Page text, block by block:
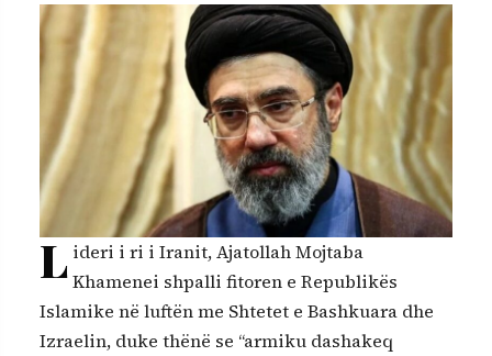
L ideri i ri i Iranit, Ajatollah Mojtaba
Khamenei shpalli fitoren e Republikës
Islamike në luftën me Shtetet e Bashkuara dhe
Izraelin, duke thënë se “armiku dashakeq